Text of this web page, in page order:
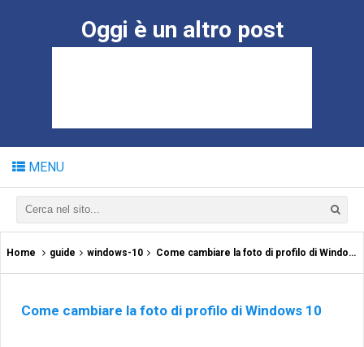
Oggi è un altro post
MENU
Home guide windows-10 Come cambiare la foto di profilo di Windows 10
Come cambiare la foto di profilo di Windows 10